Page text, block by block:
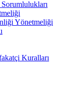
Yönetmeliği
Kuralları